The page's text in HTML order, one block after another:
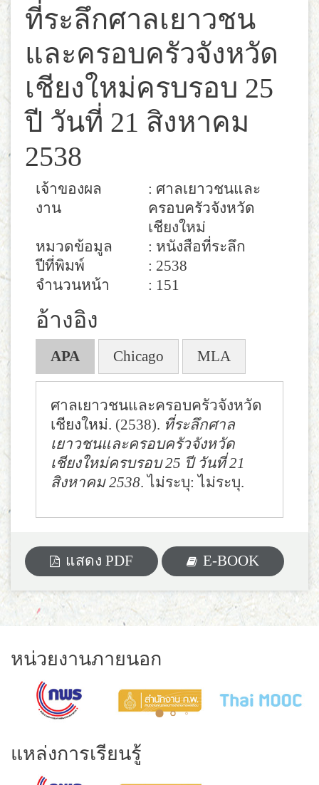
ที่ระลึกศาลเยาวชน
และครอบครัวจังหวัด
เชียงใหม่ครบรอบ 25
ปี วันที่ 21 สิงหาคม
2538
เจ้าของผล
งาน
: ศาลเยาวชนและ
ครอบครัวจังหวัด
เชียงใหม่
หมวดข้อมูล
: หนังสือที่ระลึก
ปีที่พิมพ์
: 2538
จำนวนหน้า
: 151
อ้างอิง
APA Chicago MLA
ศาลเยาวชนและครอบครัวจังหวัด
เชียงใหม่. (2538). ที่ระลึกศาล
เยาวชนและครอบครัวจังหวัด
เชียงใหม่ครบรอบ 25 ปี วันที่ 21
สิงหาคม 2538. ไม่ระบุ: ไม่ระบุ.
แสดง PDF E-BOOK
หน่วยงานภายนอก
แหล่งการเรียนรู้